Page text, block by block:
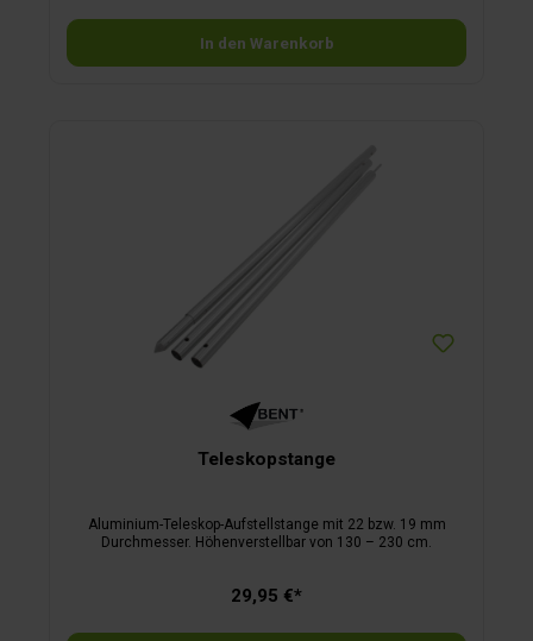
In den Warenkorb
Teleskopstange
Aluminium-Teleskop-Aufstellstange mit 22 bzw. 19 mm
Durchmesser. Höhenverstellbar von 130 – 230 cm.
29,95 €*